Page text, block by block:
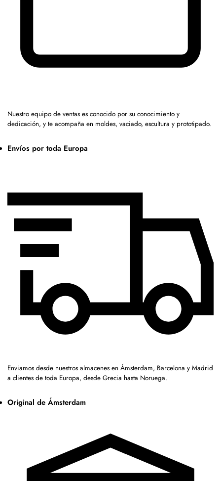
Nuestro equipo de ventas es conocido por su conocimiento y
dedicación, y te acompaña en moldes, vaciado, escultura y prototipado.
Envíos por toda Europa
Enviamos desde nuestros almacenes en Ámsterdam, Barcelona y Madrid
a clientes de toda Europa, desde Grecia hasta Noruega.
Original de Ámsterdam